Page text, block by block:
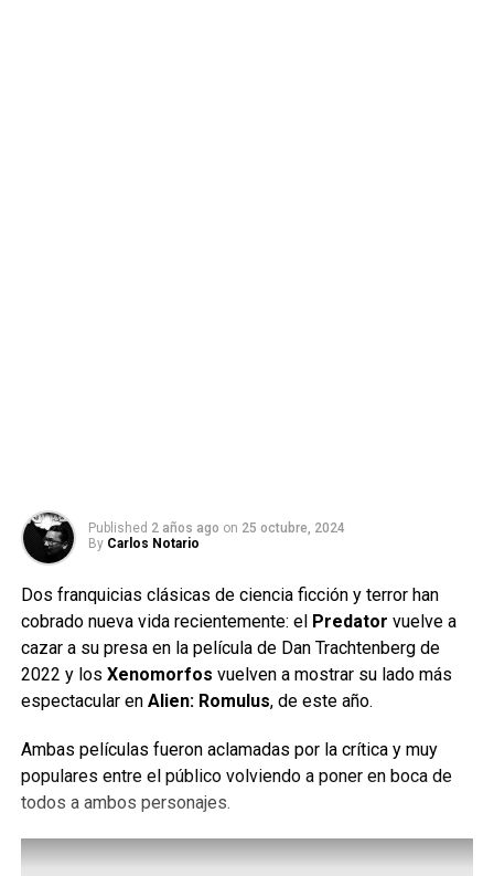
Published 2 años ago on 25 octubre, 2024
By Carlos Notario
Dos franquicias clásicas de ciencia ficción y terror han
cobrado nueva vida recientemente: el Predator vuelve a
cazar a su presa en la película de Dan Trachtenberg de
2022 y los Xenomorfos vuelven a mostrar su lado más
espectacular enAlien: Romulus, de este año.
Ambas películas fueron aclamadas por la crítica y muy
populares entre el público volviendo a poner en boca de
todos a ambos personajes.